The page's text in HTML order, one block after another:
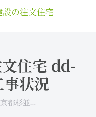
住宅 dd-
状況
都杉並…